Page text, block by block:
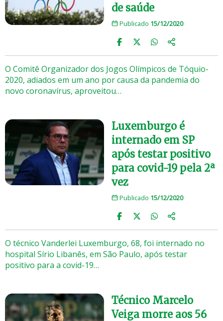
de saúde
Publicado 15/12/2020
O Comitê Organizador dos Jogos Olímpicos de Tóquio-
2020, adiados em um ano por causa da pandemia do
novo coronavírus, aproveitou…
Luxemburgo é
internado em SP
após testar positivo
para covid-19 pela 2ª
vez
Publicado 15/12/2020
O técnico Vanderlei Luxemburgo, 68, foi internado no
hospital Sírio Libanês, em São Paulo, após testar
positivo para a covid-19…
Técnico Marcelo
Veiga morre aos 56